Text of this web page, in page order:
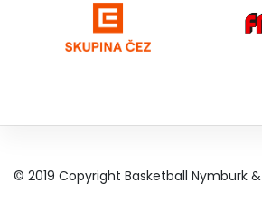
© 2019 Copyright Basketball Nymburk &